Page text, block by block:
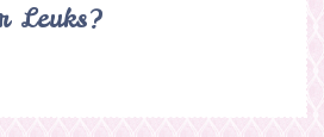
Leuks?